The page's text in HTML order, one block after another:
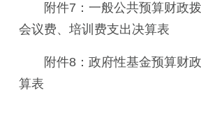
附件7：一般公共预算财政拨
会议费、培训费支出决算表
附件8：政府性基金预算财
算表